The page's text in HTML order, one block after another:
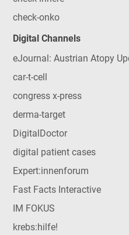
check-onko
Digital Channels
eJournal: Austrian Atopy
car-t-cell
congress x-press
derma-target
DigitalDoctor
digital patient cases
Expert:innenforum
Fast Facts Interactive
IM FOKUS
krebs:hilfe!